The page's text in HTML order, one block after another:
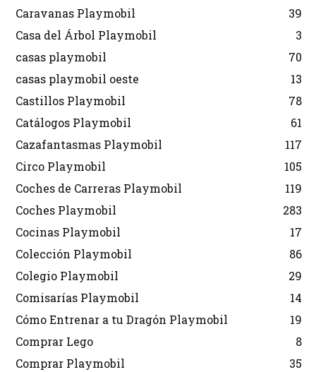
Caravanas Playmobil
39
Casa del Árbol Playmobil
3
casas playmobil
70
casas playmobil oeste
13
Castillos Playmobil
78
Catálogos Playmobil
61
Cazafantasmas Playmobil
117
Circo Playmobil
105
Coches de Carreras Playmobil
119
Coches Playmobil
283
Cocinas Playmobil
17
Colección Playmobil
86
Colegio Playmobil
29
Comisarías Playmobil
14
Cómo Entrenar a tu Dragón Playmobil
19
Comprar Lego
8
Comprar Playmobil
35